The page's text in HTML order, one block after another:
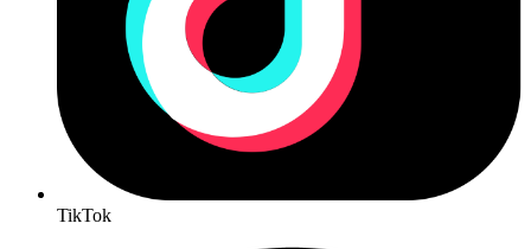
TikTok